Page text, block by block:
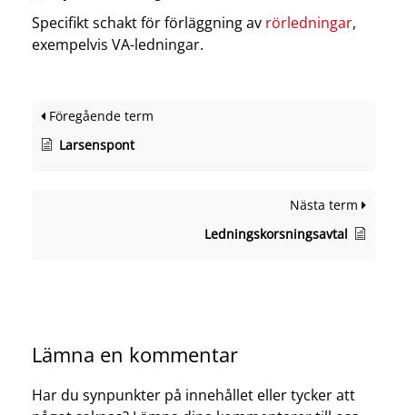
Specifikt schakt för förläggning av rörledningar,
exempelvis VA-ledningar.
Föregående term
Larsenspont
Nästa term
Ledningskorsningsavtal
Lämna en kommentar
Har du synpunkter på innehållet eller tycker att